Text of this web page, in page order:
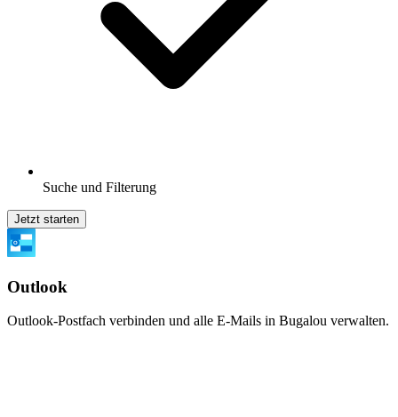
Suche und Filterung
Jetzt starten
Outlook
Outlook-Postfach verbinden und alle E-Mails in Bugalou verwalten.